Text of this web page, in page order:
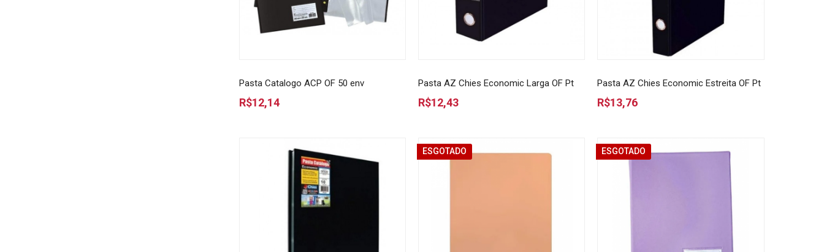
Pasta Catalogo ACP OF 50 env
R$12,14
Pasta AZ Chies Economic Larga OF Pt
R$12,43
Pasta AZ Chies Economic Estreita OF Pt
R$13,76
ESGOTADO ESGOTADO